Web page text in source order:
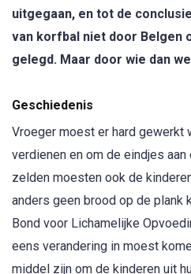
uitgegaan, en tot de
van korfbal niet door Belgen
gelegd. Maar door wie dan
Geschiedenis
Vroeger moest er hard gewerkt
verdienen en om de eindjes
zelden moesten ook de
anders geen brood op de plank
Bond voor Lichamelijke
eens verandering in moest
middel zijn om de kinderen uit